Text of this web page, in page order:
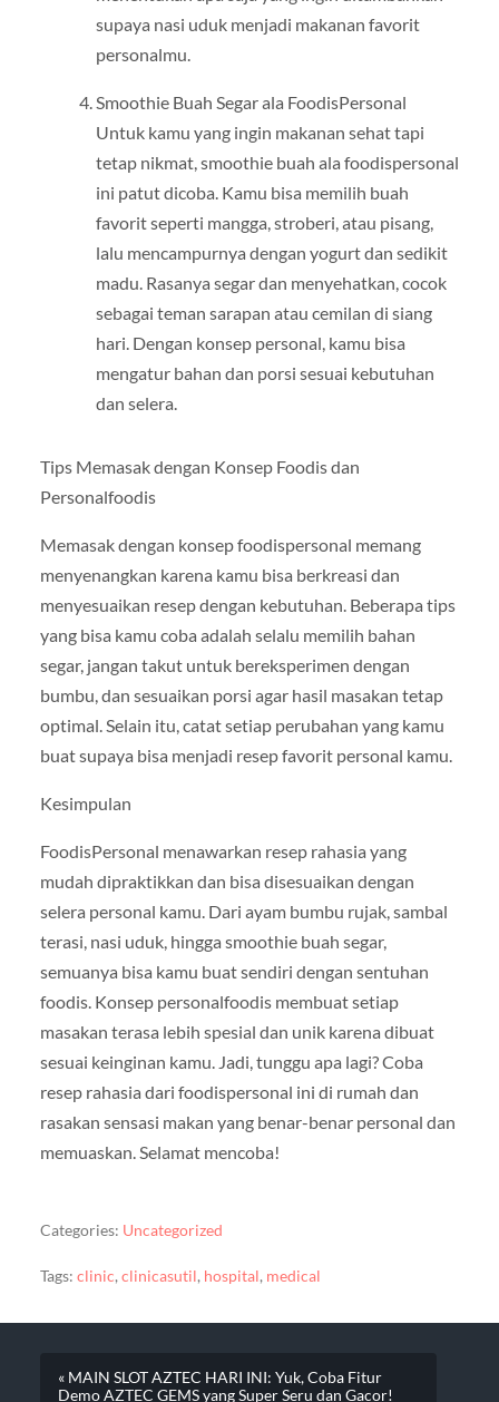
supaya nasi uduk menjadi makanan favorit
personalmu.
Smoothie Buah Segar ala FoodisPersonal
Untuk kamu yang ingin makanan sehat tapi
tetap nikmat, smoothie buah ala foodispersonal
ini patut dicoba. Kamu bisa memilih buah
favorit seperti mangga, stroberi, atau pisang,
lalu mencampurnya dengan yogurt dan sedikit
madu. Rasanya segar dan menyehatkan, cocok
sebagai teman sarapan atau cemilan di siang
hari. Dengan konsep personal, kamu bisa
mengatur bahan dan porsi sesuai kebutuhan
dan selera.
Tips Memasak dengan Konsep Foodis dan
Personalfoodis
Memasak dengan konsep foodispersonal memang
menyenangkan karena kamu bisa berkreasi dan
menyesuaikan resep dengan kebutuhan. Beberapa tips
yang bisa kamu coba adalah selalu memilih bahan
segar, jangan takut untuk bereksperimen dengan
bumbu, dan sesuaikan porsi agar hasil masakan tetap
optimal. Selain itu, catat setiap perubahan yang kamu
buat supaya bisa menjadi resep favorit personal kamu.
Kesimpulan
FoodisPersonal menawarkan resep rahasia yang
mudah dipraktikkan dan bisa disesuaikan dengan
selera personal kamu. Dari ayam bumbu rujak, sambal
terasi, nasi uduk, hingga smoothie buah segar,
semuanya bisa kamu buat sendiri dengan sentuhan
foodis. Konsep personalfoodis membuat setiap
masakan terasa lebih spesial dan unik karena dibuat
sesuai keinginan kamu. Jadi, tunggu apa lagi? Coba
resep rahasia dari foodispersonal ini di rumah dan
rasakan sensasi makan yang benar-benar personal dan
memuaskan. Selamat mencoba!
Categories: Uncategorized
Tags: clinic, clinicasutil, hospital, medical
« MAIN SLOT AZTEC HARI INI: Yuk, Coba Fitur
Demo AZTEC GEMS yang Super Seru dan Gacor!